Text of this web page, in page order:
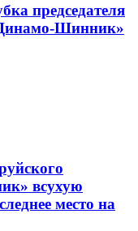
председателя
Шинник»
всухую
место на